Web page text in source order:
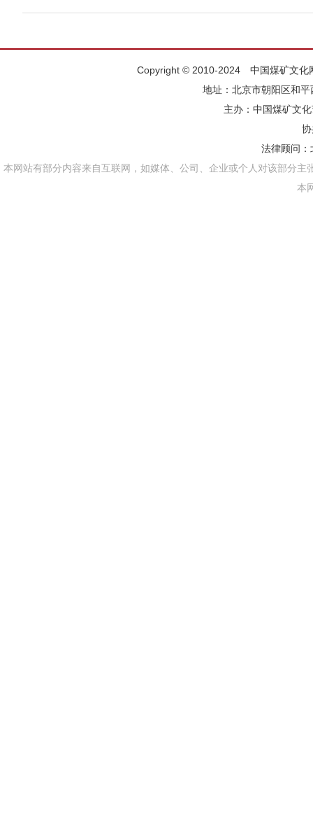
Copyright © 2010-2024 中国煤矿文
地址：北京市朝阳区和
主办： 中国煤矿文
法律顾问：
本网站有部分内容来自互联网，如媒体、公司、企业或个人对该部分
本